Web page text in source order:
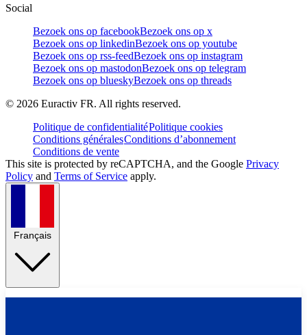
Social
Bezoek ons op facebookBezoek ons op x
Bezoek ons op linkedinBezoek ons op youtube
Bezoek ons op rss-feedBezoek ons op instagram
Bezoek ons op mastodonBezoek ons op telegram
Bezoek ons op blueskyBezoek ons op threads
© 2026 Euractiv FR. All rights reserved.
Politique de confidentialitéPolitique cookies
Conditions généralesConditions d’abonnement
Conditions de vente
This site is protected by reCAPTCHA, and the Google Privacy
Policy and Terms of Service apply.
Français